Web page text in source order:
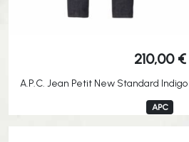
210,00 €
A.P.C. Jean Petit New Standard Indigo
APC